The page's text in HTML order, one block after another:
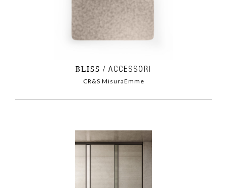
BLISS ACCESSORI
CR&S MisuraEmme